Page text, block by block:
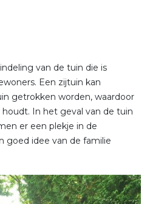
van de tuin die is
Een zijtuin kan
getrokken worden, waardoor
In het geval van de tuin
er een plekje in de
goed idee van de familie